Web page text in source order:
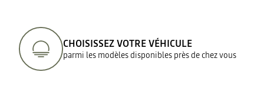
CHOISISSEZ VOTRE VÉHICULE
parmi les modèles disponibles près de chez vous